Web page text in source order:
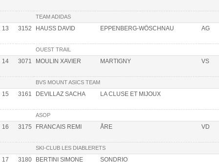
TEAM ADIDAS
13 3152 HAUSS DAVID EPPENBERG-WÖSCHNAU AG
OUEST TRAIL
14 3071 MOULIN XAVIER MARTIGNY VS
BVS MOUNT ASICS TEAM
15 3161 DEVILLAZ SACHA LA CLUSE ET MIJOUX
ASOP
16 3175 FRANCAIS REMI ÅRE VD
SKI-CLUB LES DIABLERETS
17 3180 BERTINI SIMONE SONDRIO